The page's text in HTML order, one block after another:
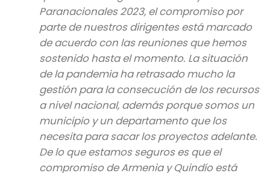
Paranacionales 2023, el compromiso por
parte de nuestros dirigentes está marcado
de acuerdo con las reuniones que hemos
sostenido hasta el momento. La situación
de la pandemia ha retrasado mucho la
gestión para la consecución de los recursos
a nivel nacional, además porque somos un
municipio y un departamento que los
necesita para sacar los proyectos adelante.
De lo que estamos seguros es que el
compromiso de Armenia y Quindío está